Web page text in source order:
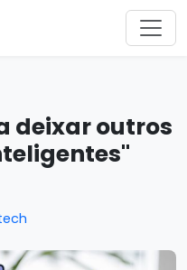
deixar outros